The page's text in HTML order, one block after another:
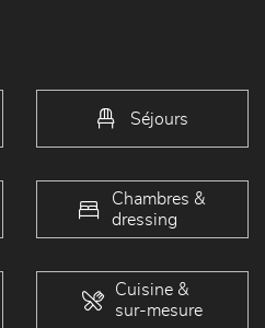
Séjours
Chambres &
dressing
Cuisine &
sur-mesure